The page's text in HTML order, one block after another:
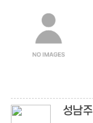
성남주